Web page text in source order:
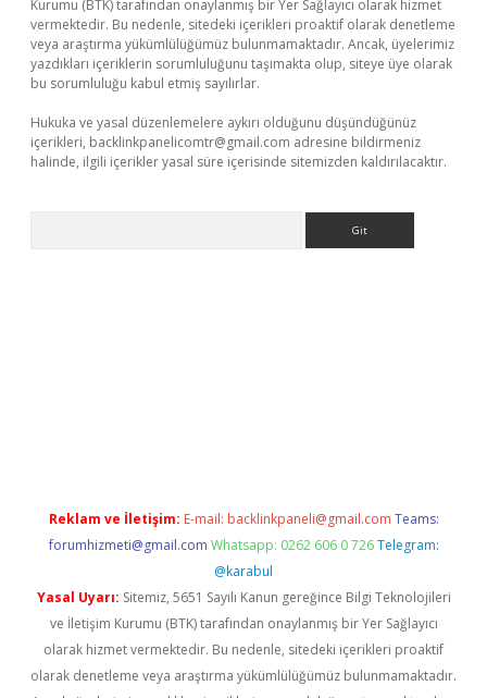
Kurumu (BTK) tarafından onaylanmış bir Yer Sağlayıcı olarak hizmet
vermektedir. Bu nedenle, sitedeki içerikleri proaktif olarak denetleme
veya araştırma yükümlülüğümüz bulunmamaktadır. Ancak, üyelerimiz
yazdıkları içeriklerin sorumluluğunu taşımakta olup, siteye üye olarak
bu sorumluluğu kabul etmiş sayılırlar.
Hukuka ve yasal düzenlemelere aykırı olduğunu düşündüğünüz
içerikleri, backlinkpanelicomtr@gmail.com adresine bildirmeniz
halinde, ilgili içerikler yasal süre içerisinde sitemizden kaldırılacaktır.
Reklam ve İletişim: E-mail: backlinkpaneli@gmail.com Teams:
forumhizmeti@gmail.com Whatsapp: 0262 606 0 726 Telegram:
@karabul
Yasal Uyarı: Sitemiz, 5651 Sayılı Kanun gereğince Bilgi Teknolojileri
ve İletişim Kurumu (BTK) tarafından onaylanmış bir Yer Sağlayıcı
olarak hizmet vermektedir. Bu nedenle, sitedeki içerikleri proaktif
olarak denetleme veya araştırma yükümlülüğümüz bulunmamaktadır.